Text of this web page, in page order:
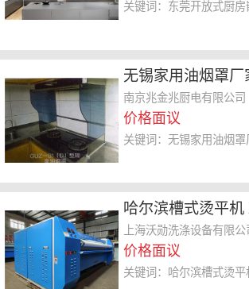
无锡家用油烟罩
厨电供应
南京兆金兆厨电有限公司
价格面议
关键词：无锡家用油烟罩
哈尔滨槽式烫平
沃勋洗涤设备供应
上海沃勋洗涤设备有限公
价格面议
关键词：哈尔滨槽式烫